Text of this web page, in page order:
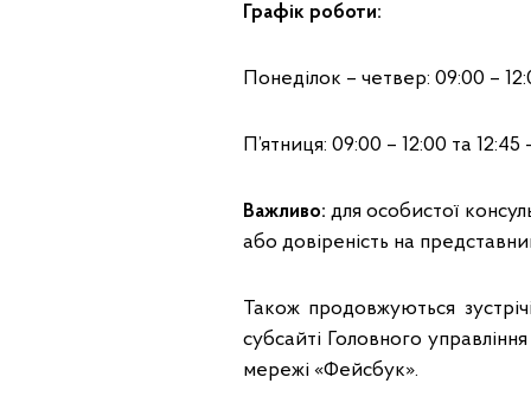
Графік роботи:
Понеділок – четвер: 09:00 –
П’ятниця: 09:00 – 12:00 та 12:45
Важливо: для особистої
або довіреність на
Також продовжуються
субсайті Головного
мережі «Фейсбук».